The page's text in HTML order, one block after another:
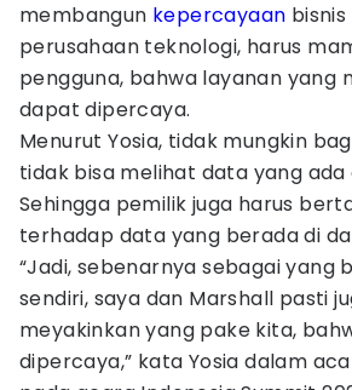
membangun kepercayaan
perusahaan teknologi, harus
pengguna, bahwa layanan yang
dapat dipercaya.
Menurut Yosia, tidak mungkin
tidak bisa melihat data yang ada
Sehingga pemilik juga harus
terhadap data yang berada di
“Jadi, sebenarnya sebagai yang
sendiri, saya dan Marshall pasti
meyakinkan yang pake kita,
dipercaya,” kata Yosia dalam